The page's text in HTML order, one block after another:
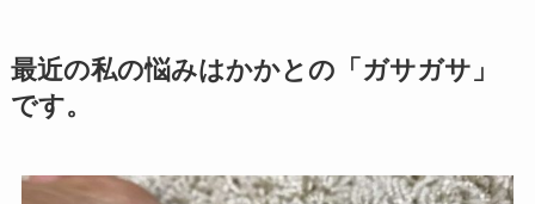
最近の私の悩みはかかとの「ガサガサ」
です。